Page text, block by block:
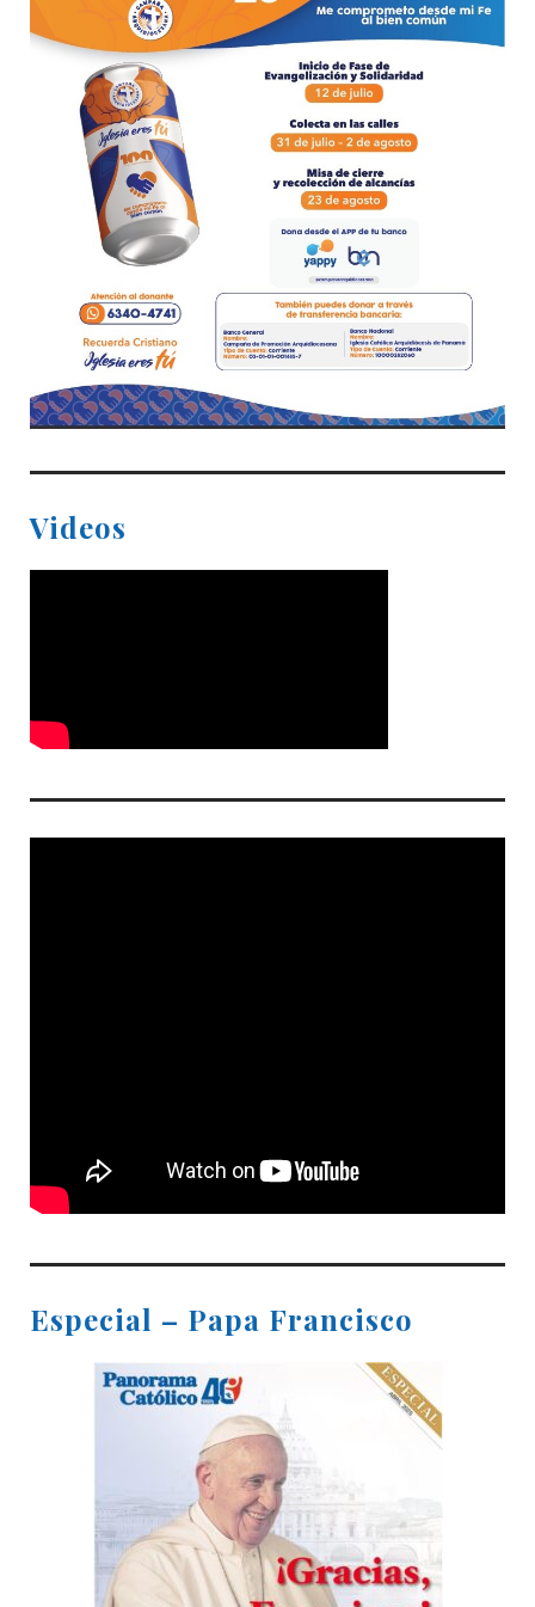
Videos
Especial – Papa Francisco